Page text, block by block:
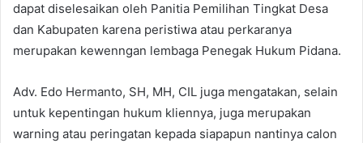
dapat diselesaikan oleh Panitia Pemilihan Tingkat Desa
dan Kabupaten karena peristiwa atau perkaranya
merupakan kewenngan lembaga Penegak Hukum Pidana.
Adv. Edo Hermanto, SH, MH, CIL juga mengatakan, selain
untuk kepentingan hukum kliennya, juga merupakan
warning atau peringatan kepada siapapun nantinya calon